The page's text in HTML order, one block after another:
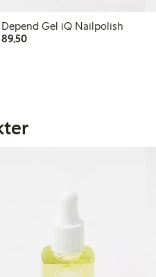
Depend Gel iQ Nailpolish
89,5089,50 kr